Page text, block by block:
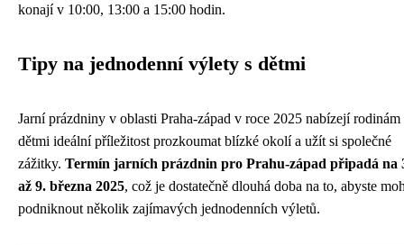
konají v 10:00, 13:00 a 15:00 hodin.
Tipy na jednodenní výlety s dětmi
Jarní prázdniny v oblasti Praha-západ v roce 2025 nabízejí rodinám
dětmi ideální příležitost prozkoumat blízké okolí a užít si společné
zážitky. Termín jarních prázdnin pro Prahu-západ připadá na
až 9. března 2025, což je dostatečně dlouhá doba na to, abyste
podniknout několik zajímavých jednodenních výletů.